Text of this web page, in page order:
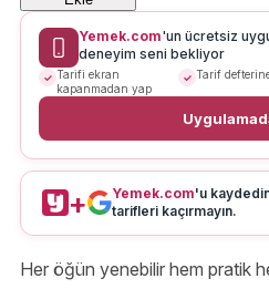
Yemek.com'un ücretsiz
deneyim seni bekliyor
Tarifi ekran
kapanmadan yap
Tarif
+ Yemek.com'u
tarifleri kaçırmayın.
Her öğün yenebilir hem pratik